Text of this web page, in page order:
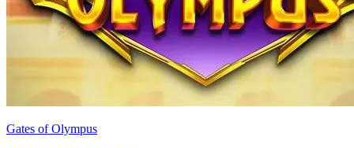
Gates of Olympus